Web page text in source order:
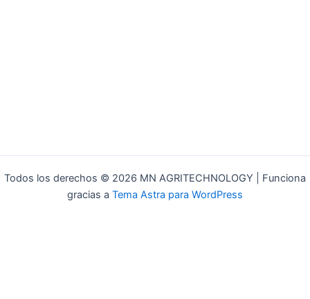
Todos los derechos © 2026 MN AGRITECHNOLOGY | Funciona
gracias a Tema Astra para WordPress